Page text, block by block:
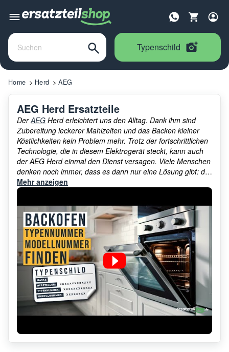
Typenschild
Home Herd AEG
AEG Herd Ersatzteile
DerAEG Herd erleichtert uns den Alltag. Dank ihm sind
Zubereitung leckerer Mahlzeiten und das Backen kleiner
Köstlichkeiten kein Problem mehr. Trotz der fortschrittlichen
Technologie, die in diesem Elektrogerät steckt, kann auch
der AEG Herd einmal den Dienst versagen. Viele Menschen
denken noch immer, dass es dann nur eine Lösung gibt: der
alte Herd muss weg und ein neuer her. Doch wir wissen,
dass in den meisten Fällen der Herd noch zu retten ist und
Reparaturratgeber helfen wir Ihnen dabei,
dieFehlerdiagnose Ihres Herdes durchzuführen.
Anschließend finden Sie in unserem großen SortimentAEG
Herd Ersatzteileeine vielfältige Auswahl an Ersatzteilen für
Ihren AEG Herd.
Mehr anzeigen